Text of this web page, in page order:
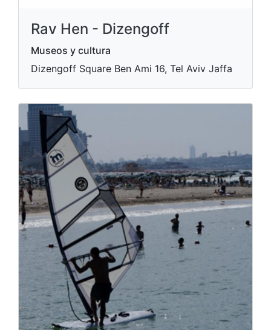
Rav Hen - Dizengoff
Museos y cultura
Dizengoff Square Ben Ami 16, Tel Aviv Jaffa